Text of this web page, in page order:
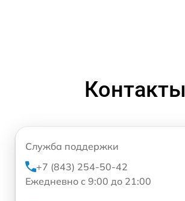
Контакты
Служба поддержки
+7 (843) 254-50-42
Ежедневно с 9:00 до 21:00